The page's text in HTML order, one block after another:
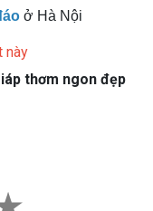
ở Hà Nội
này
thơm ngon đẹp